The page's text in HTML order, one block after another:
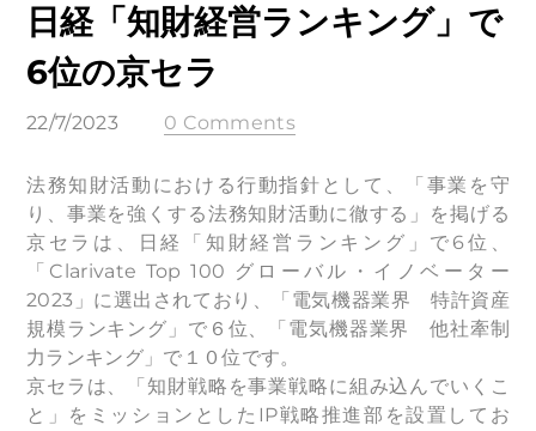
日経「知財経営ランキング」で
6位の京セラ
22/7/2023 0 Comments
法務知財活動における行動指針として、「事業を守
り、事業を強くする法務知財活動に徹する」を掲げる
京セラは、日経「知財経営ランキング」で6位、
「Clarivate Top 100 グローバル・イノベーター
2023」に選出されており、「電気機器業界 特許資産
規模ランキング」で６位、「電気機器業界 他社牽制
力ランキング」で１０位です。
京セラは、「知財戦略を事業戦略に組み込んでいくこ
と」をミッションとしたIP戦略推進部を設置してお